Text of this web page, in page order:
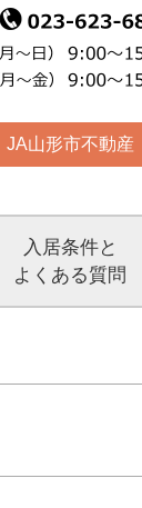
JA山形市不動産
入居条件と
よくある質問